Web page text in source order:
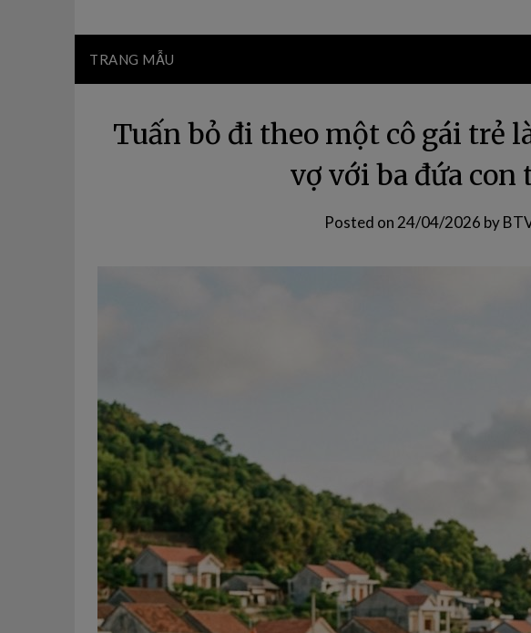
TRANG MẪU
Tuấn bỏ đi theo một cô gái trẻ
vợ với ba đứa con
Posted on 24/04/2026 by